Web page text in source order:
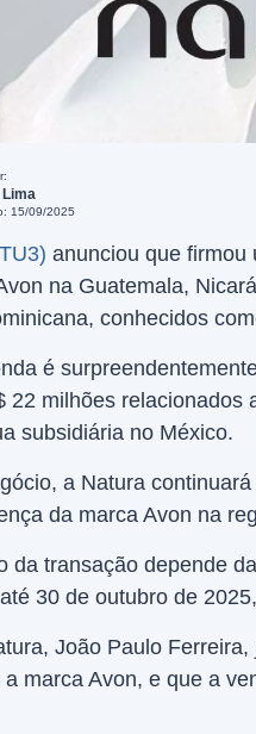
Lima
15/09/2025
anunciou que firmou
na Guatemala,
conhecidos
é
22 milhões
subsidiária no México.
a Natura
da marca Avon na
da transação depende
30 de outubro de
João Paulo
marca Avon, e que a